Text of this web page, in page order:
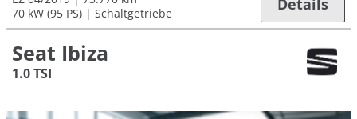
70 kW (95 PS)
Schaltgetriebe Details
Seat Ibiza
1.0 TSI